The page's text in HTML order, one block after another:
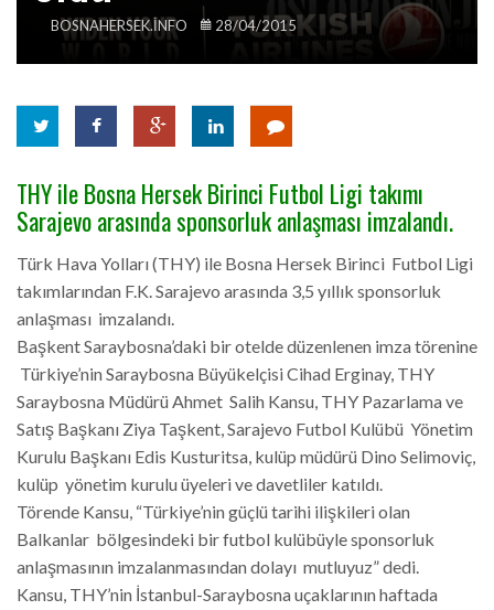
BOSNAHERSEK.INFO 28/04/2015
THY ile Bosna Hersek Birinci Futbol Ligi takımı
Sarajevo arasında sponsorluk anlaşması imzalandı.
Türk Hava Yolları (THY) ile Bosna Hersek Birinci Futbol Ligi
takımlarından F.K. Sarajevo arasında 3,5 yıllık sponsorluk
anlaşması imzalandı.
Başkent Saraybosna’daki bir otelde düzenlenen imza törenine
Türkiye’nin Saraybosna Büyükelçisi Cihad Erginay, THY
Saraybosna Müdürü Ahmet Salih Kansu, THY Pazarlama ve
Satış Başkanı Ziya Taşkent, Sarajevo Futbol Kulübü Yönetim
Kurulu Başkanı Edis Kusturitsa, kulüp müdürü Dino Selimoviç,
kulüp yönetim kurulu üyeleri ve davetliler katıldı.
Törende Kansu, “Türkiye’nin güçlü tarihi ilişkileri olan
Balkanlar bölgesindeki bir futbol kulübüyle sponsorluk
anlaşmasının imzalanmasından dolayı mutluyuz” dedi.
Kansu, THY’nin İstanbul-Saraybosna uçaklarının haftada